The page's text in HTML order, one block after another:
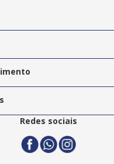
Redes sociais